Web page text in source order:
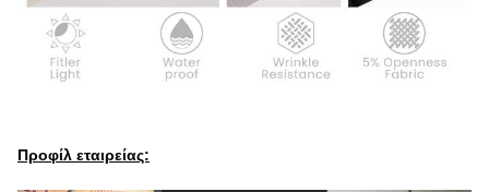
Προφίλ εταιρείας: